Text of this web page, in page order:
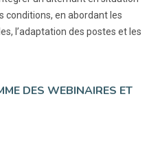
conditions, en abordant les
l’adaptation des postes et les
DES WEBINAIRES ET